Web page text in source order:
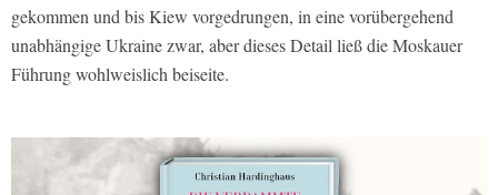
gekommen und bis Kiew vorgedrungen, in eine vorübergehend
unabhängige Ukraine zwar, aber dieses Detail ließ die Moskauer
Führung wohlweislich beiseite.